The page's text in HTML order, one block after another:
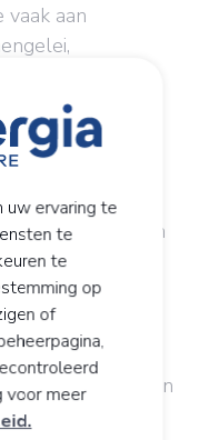
vaak aan
oliën.
de winter een
van groot
vitaminen
Deze
en groenten,
omdat ze
onze botten en
nature door
uw ervaring te
te
te
op
of
voor meer